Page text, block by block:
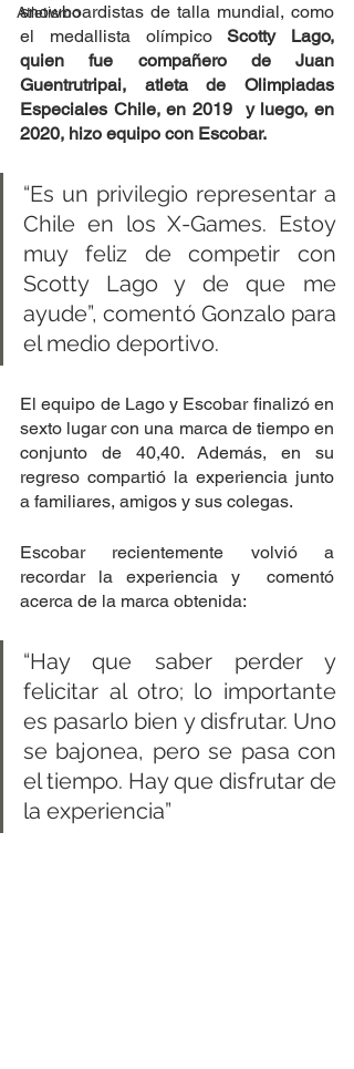
Atletismo
snowboardistas de talla mundial, como
el medallista olímpico Scotty Lago,
quien fue compañero de Juan
Guentrutripai, atleta de Olimpiadas
Especiales Chile, en 2019  y luego, en
2020, hizo equipo con Escobar.
“Es un privilegio representar a
Chile en los X-Games. Estoy
muy feliz de competir con
Scotty Lago y de que me
ayude”, comentó Gonzalo para
el medio deportivo.
El equipo de Lago y Escobar finalizó en
sexto lugar con una marca de tiempo en
conjunto de 40,40. Además, en su
regreso compartió la experiencia junto
a familiares, amigos y sus colegas.
Escobar recientemente volvió a
recordar la experiencia y  comentó
acerca de la marca obtenida:
“Hay que saber perder y
felicitar al otro; lo importante
es pasarlo bien y disfrutar. Uno
se bajonea, pero se pasa con
el tiempo. Hay que disfrutar de
la experiencia”